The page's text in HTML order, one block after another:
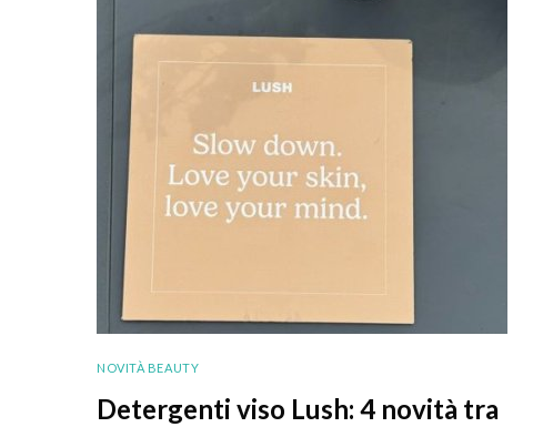
NOVITÀ BEAUTY
Detergenti viso Lush: 4 novità tra